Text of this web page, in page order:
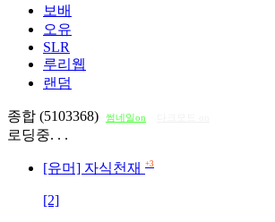
보배
오유
SLR
루리웹
랜덤
종합 (5103368) 썸네일on
로딩중. . .
[유머] 자식천재 +3
[2]